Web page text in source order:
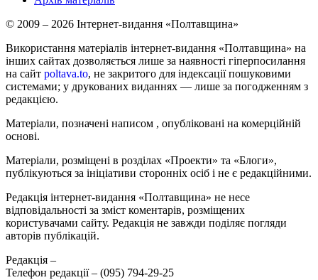
© 2009 – 2026 Інтернет-видання «Полтавщина»
Використання матеріалів інтернет-видання «Полтавщина» на
інших сайтах дозволяється лише за наявності гіперпосилання
на сайт poltava.to, не закритого для індексації пошуковими
системами; у друкованих виданнях — лише за погодженням з
редакцією.
Матеріали, позначені написом , опубліковані на комерційній
основі.
Матеріали, розміщені в розділах «Проекти» та «Блоги»,
публікуються за ініціативи сторонніх осіб і не є редакційними.
Редакція інтернет-видання «Полтавщина» не несе
відповідальності за зміст коментарів, розміщених
користувачами сайту. Редакція не завжди поділяє погляди
авторів публікацій.
Редакція –
Телефон редакції – (095) 794-29-25